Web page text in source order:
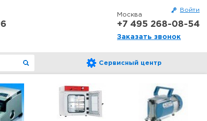
Войти
Москва
+7 495 268-08-54
Заказать звонок
Сервисный центр